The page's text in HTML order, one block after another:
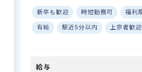
す。
心配なし☆ ■優しい先輩に囲
まれた温かい職場環境♪ ーー
【笑顔あふれる！人間関係抜
子どもたちにしっかり先生の
新卒も歓迎 時短勤務可 福利
有給 駅近5分以内 上京者歓迎
給与